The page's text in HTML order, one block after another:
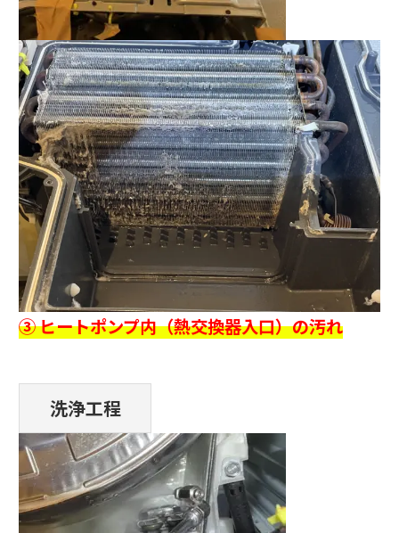
③ ヒートポンプ内（熱交換器入口）の汚れ
洗浄工程